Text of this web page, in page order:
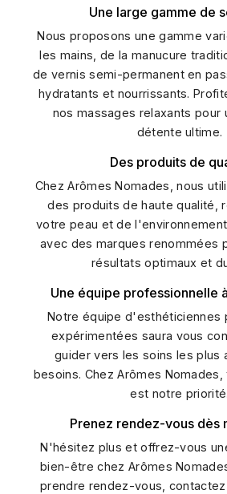
Une large gamme de
Nous proposons une gamme
les mains, de la manucure
de vernis semi-permanent en
hydratants et nourrissants.
nos massages relaxants pour
détente ultime.
Des produits de
Chez Arômes Nomades, nous
des produits de haute qualité,
votre peau et de
avec des marques renommées
résultats optimaux et
Une équipe professionnelle
Notre équipe d'esthéticiennes
expérimentées saura vous
guider vers les soins les plus
besoins. Chez Arômes
est notre priorité.
Prenez rendez-vous dès
N'hésitez plus et offrez-vous
bien-être chez Arômes
prendre rendez-vous,